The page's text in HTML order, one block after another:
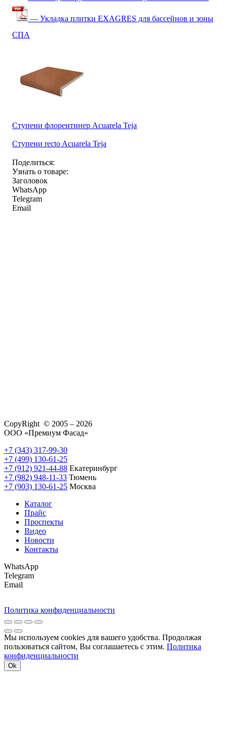
— Укладка плитки EXAGRES для бассейнов и зоны
СПА
Ступени флорентинер Acuarela Teja
Ступени recto Acuarela Teja
Поделиться:
Узнать о товаре:
Заголовок
WhatsApp
Telegram
Email
CopyRight © 2005 – 2026
ООО «Премиум Фасад»
+7 (343) 317-99-30
+7 (499) 130-61-25
+7 (912) 921-44-88 Екатеринбург
+7 (982) 948-11-33 Тюмень
+7 (903) 130-61-25 Москва
Каталог
Прайс
Проспекты
Видео
Новости
Контакты
WhatsApp
Telegram
Email
Политика конфиденциальности
Мы используем cookies для вашего удобства. Продолжая
пользоваться сайтом, Вы соглашаетесь с этим. Политика
конфиденциальности
Ok